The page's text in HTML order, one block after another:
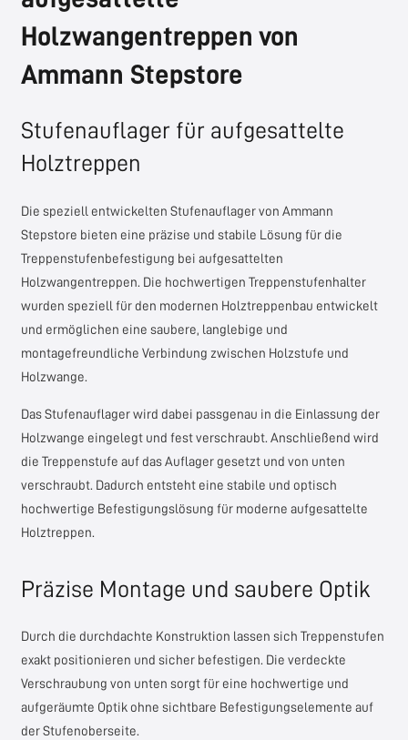
Holzwangentreppen von
Ammann Stepstore
Stufenauflager für aufgesattelte
Holztreppen
Die speziell entwickelten Stufenauflager von Ammann
Stepstore bieten eine präzise und stabile Lösung für die
Treppenstufenbefestigung bei aufgesattelten
Holzwangentreppen. Die hochwertigen Treppenstufenhalter
wurden speziell für den modernen Holztreppenbau entwickelt
und ermöglichen eine saubere, langlebige und
montagefreundliche Verbindung zwischen Holzstufe und
Holzwange.
Das Stufenauflager wird dabei passgenau in die Einlassung der
Holzwange eingelegt und fest verschraubt. Anschließend wird
die Treppenstufe auf das Auflager gesetzt und von unten
verschraubt. Dadurch entsteht eine stabile und optisch
hochwertige Befestigungslösung für moderne aufgesattelte
Holztreppen.
Präzise Montage und saubere Optik
Durch die durchdachte Konstruktion lassen sich Treppenstufen
exakt positionieren und sicher befestigen. Die verdeckte
Verschraubung von unten sorgt für eine hochwertige und
aufgeräumte Optik ohne sichtbare Befestigungselemente auf
der Stufenoberseite.